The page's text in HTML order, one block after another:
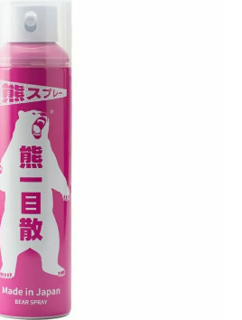
ゴリから選ぶ
ン
苗木食害防止材